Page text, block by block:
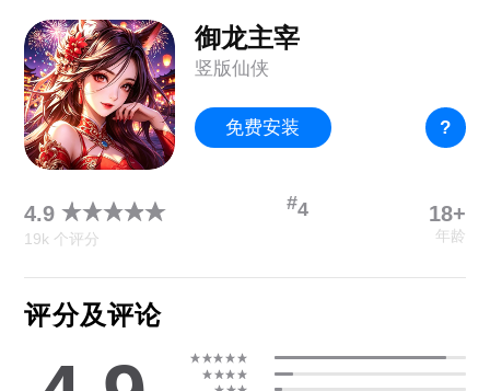
御龙主宰
竖版仙侠
免费安装 ?
4.9
19k 个评分
#4 18+
年龄
评分及评论